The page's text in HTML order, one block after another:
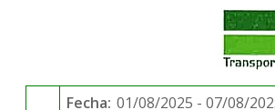
Fecha: 01/08/2025 - 07/08/